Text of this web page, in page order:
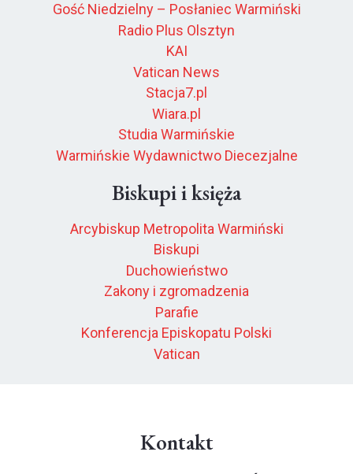
Gość Niedzielny – Posłaniec Warmiński
Radio Plus Olsztyn
KAI
Vatican News
Stacja7.pl
Wiara.pl
Studia Warmińskie
Warmińskie Wydawnictwo Diecezjalne
Biskupi i księża
Arcybiskup Metropolita Warmiński
Biskupi
Duchowieństwo
Zakony i zgromadzenia
Parafie
Konferencja Episkopatu Polski
Vatican
Kontakt